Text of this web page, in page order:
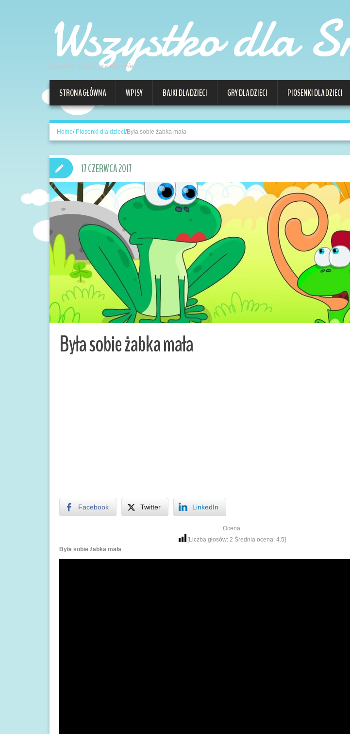
Wszystko dla
piosenki, bajki i gry dla dzieci
STRONA GŁÓWNA WPISY BAJKI DLA DZIECI GRY DLA DZIECI PIOSENKI DLA DZIECI
Home/ Piosenki dla dzieci/Była sobie żabka mała
Była sobie żabka mała
Facebook Twitter LinkedIn
Ocena
[Liczba głosów: 2 Średnia ocena: 4.5]
Była sobie żabka mała
17 CZERWCA 2017